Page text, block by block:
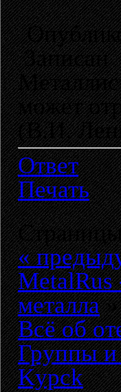
Записан
может
(В.И.
Ответ
Печать
«
MetalRus
металла»
Всё об
Группы и
Kypck